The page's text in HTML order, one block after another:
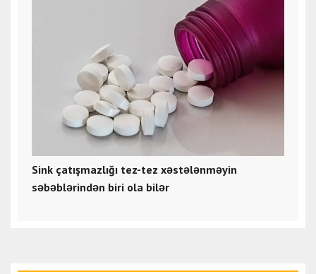
Sink çatışmazlığı tez-tez xəstələnməyin
səbəblərindən biri ola bilər